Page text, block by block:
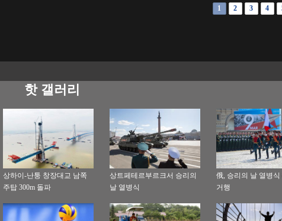
1 2 3 4
핫 갤러리
상하이-난퉁 창장대교 남쪽
주탑 300m 돌파
상트페테르부르크서 승리의
날 열병식
俄, 승리의 날 열병식
거행